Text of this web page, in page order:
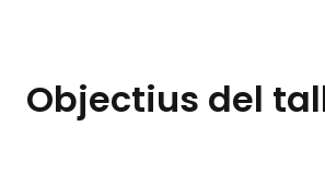
Objectius del